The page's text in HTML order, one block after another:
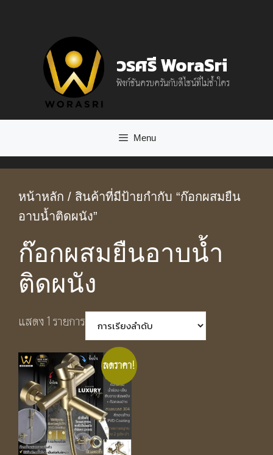
วรศรี WoraSri
ฟังก์ชันครบครันกับดีไซน์ที่ไม่ซ้ำใคร
Menu
หน้าหลัก / สินค้าที่มีป้ายกำกับ “ก๊อกผสมยืน
อาบน้ำติดผนัง”
ก๊อกผสมยืนอาบน้ำ
ติดผนัง
แสดง 1 รายการ
ลดราคา!